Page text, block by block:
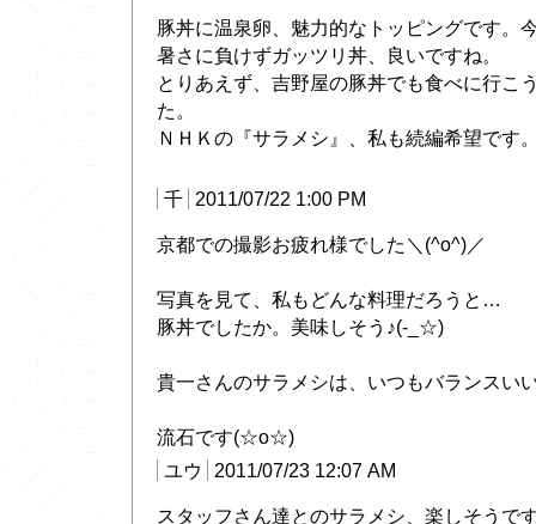
豚丼に温泉卵、魅力的なトッピングです。
暑さに負けずガッツリ丼、良いですね。
とりあえず、吉野屋の豚丼でも食べに行こ
た。
ＮＨＫの『サラメシ』、私も続編希望です
千 2011/07/22 1:00 PM
京都での撮影お疲れ様でした＼(^o^)／
写真を見て、私もどんな料理だろうと…
豚丼でしたか。美味しそう♪(-_☆)
貴一さんのサラメシは、いつもバランスい
流石です(☆o☆)
ユウ
2011/07/23 12:07 AM
スタッフさん達とのサラメシ、楽しそうで